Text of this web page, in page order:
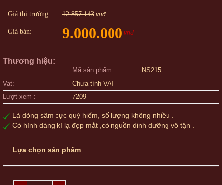
Giá thị trường: 12.857.143 vnđ
Giá bán: 9.000.000 vnđ
Thương hiệu:
Mã sản phẩm :
NS215
Vat:
Chưa tính VAT
Lượt xem :
7209
Là dòng sâm cực quý hiếm, số lượng không nhiều .
Có hình dáng kì lạ đẹp mắt ,có nguồn dinh dưỡng vô tận .
Lựa chọn sản phẩm